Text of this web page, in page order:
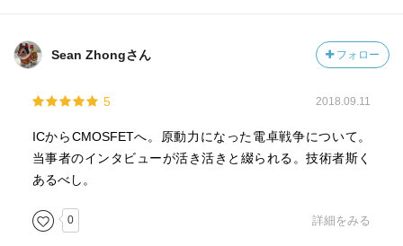
Sean Zhongさん フォロー
5 2018.09.11
ICからCMOSFETへ。原動力になった電卓戦争について。
当事者のインタビューが活き活きと綴られる。技術者斯く
あるべし。
0 詳細をみる